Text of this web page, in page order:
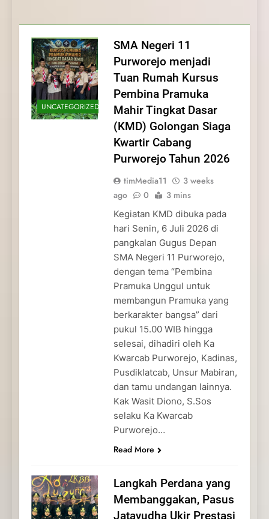
dan Pengabdian Generasi
Pramuka
Pramuka
Kepedulian
UNCATEGORIZED
SMA Negeri 11
Purworejo menjadi
Tuan Rumah Kursus
Pembina Pramuka
Mahir Tingkat Dasar
(KMD) Golongan Siaga
Kwartir Cabang
Purworejo Tahun 2026
timMedia11
3 weeks
ago
0 3 mins
Kegiatan KMD dibuka pada
hari Senin, 6 Juli 2026 di
pangkalan Gugus Depan
SMA Negeri 11 Purworejo,
dengan tema “Pembina
Pramuka Unggul untuk
membangun Pramuka yang
berkarakter bangsa” dari
pukul 15.00 WIB hingga
selesai, dihadiri oleh Ka
Kwarcab Purworejo, Kadinas,
Pusdiklatcab, Unsur Mabiran,
dan tamu undangan lainnya.
Kak Wasit Diono, S.Sos
selaku Ka Kwarcab
Purworejo…
Read More
Langkah Perdana yang
Membanggakan, Pasus
Jatayudha Ukir Prestasi